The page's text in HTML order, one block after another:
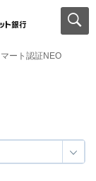
ート認証NEO